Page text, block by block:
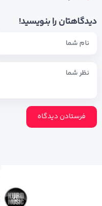
دیدگاهتان را بنویسید!